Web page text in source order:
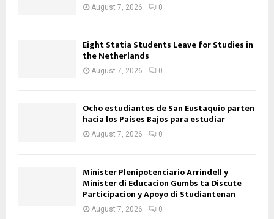
August 7, 2026 0
Eight Statia Students Leave for Studies in
the Netherlands
August 7, 2026 0
Ocho estudiantes de San Eustaquio parten
hacia los Países Bajos para estudiar
August 7, 2026 0
Minister Plenipotenciario Arrindell y
Minister di Educacion Gumbs ta Discute
Participacion y Apoyo di Studiantenan
August 7, 2026 0